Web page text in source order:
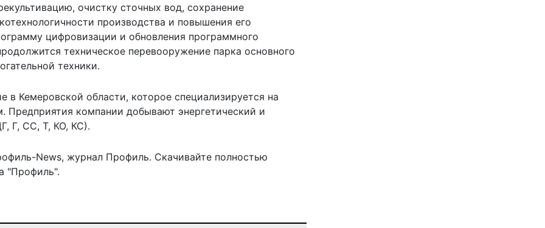
очистку сточных вод, сохранение
производства и повышения его
цифровизации и обновления программного
техническое перевооружение парка основного
техники.
в Кемеровской области, которое специализируется на
Предприятия компании добывают энергетический и
Г, СС, Т, КО, КС).
News, журнал Профиль. Скачивайте полностью
"Профиль".